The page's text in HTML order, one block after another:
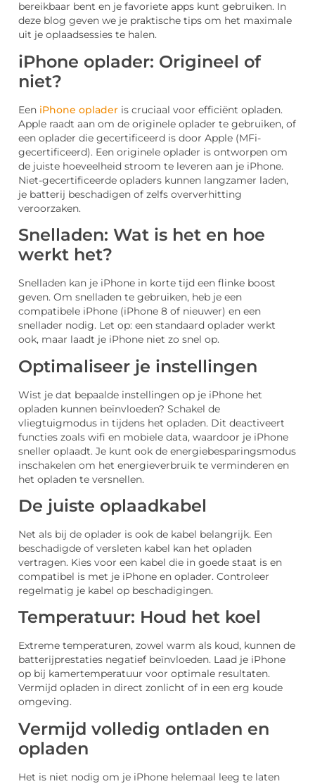
bereikbaar bent en je favoriete apps kunt gebruiken. In
deze blog geven we je praktische tips om het maximale
uit je oplaadsessies te halen.
iPhone oplader: Origineel of
niet?
Een iPhone oplader is cruciaal voor efficiënt opladen.
Apple raadt aan om de originele oplader te gebruiken, of
een oplader die gecertificeerd is door Apple (MFi-
gecertificeerd). Een originele oplader is ontworpen om
de juiste hoeveelheid stroom te leveren aan je iPhone.
Niet-gecertificeerde opladers kunnen langzamer laden,
je batterij beschadigen of zelfs oververhitting
veroorzaken.
Snelladen: Wat is het en hoe
werkt het?
Snelladen kan je iPhone in korte tijd een flinke boost
geven. Om snelladen te gebruiken, heb je een
compatibele iPhone (iPhone 8 of nieuwer) en een
snellader nodig. Let op: een standaard oplader werkt
ook, maar laadt je iPhone niet zo snel op.
Optimaliseer je instellingen
Wist je dat bepaalde instellingen op je iPhone het
opladen kunnen beïnvloeden? Schakel de
vliegtuigmodus in tijdens het opladen. Dit deactiveert
functies zoals wifi en mobiele data, waardoor je iPhone
sneller oplaadt. Je kunt ook de energiebesparingsmodus
inschakelen om het energieverbruik te verminderen en
het opladen te versnellen.
De juiste oplaadkabel
Net als bij de oplader is ook de kabel belangrijk. Een
beschadigde of versleten kabel kan het opladen
vertragen. Kies voor een kabel die in goede staat is en
compatibel is met je iPhone en oplader. Controleer
regelmatig je kabel op beschadigingen.
Temperatuur: Houd het koel
Extreme temperaturen, zowel warm als koud, kunnen de
batterijprestaties negatief beïnvloeden. Laad je iPhone
op bij kamertemperatuur voor optimale resultaten.
Vermijd opladen in direct zonlicht of in een erg koude
omgeving.
Vermijd volledig ontladen en
opladen
Het is niet nodig om je iPhone helemaal leeg te laten